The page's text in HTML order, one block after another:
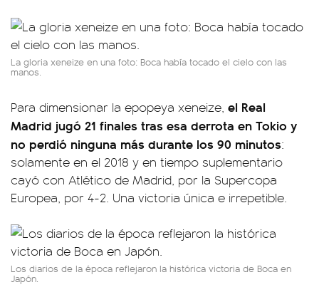
La gloria xeneize en una foto: Boca había tocado el cielo con las
manos.
Para dimensionar la epopeya xeneize, el Real
Madrid jugó 21 finales tras esa derrota en Tokio y
no perdió ninguna más durante los 90 minutos:
solamente en el 2018 y en tiempo suplementario
cayó con Atlético de Madrid, por la Supercopa
Europea, por 4-2. Una victoria única e irrepetible.
Los diarios de la época reflejaron la histórica victoria de Boca en
Japón.